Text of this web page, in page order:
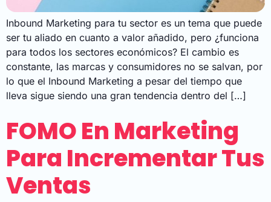
Inbound Marketing para tu sector es un tema que puede
ser tu aliado en cuanto a valor añadido, pero ¿funciona
para todos los sectores económicos? El cambio es
constante, las marcas y consumidores no se salvan, por
lo que el Inbound Marketing a pesar del tiempo que
lleva sigue siendo una gran tendencia dentro del […]
FOMO En Marketing
Para Incrementar Tus
Ventas